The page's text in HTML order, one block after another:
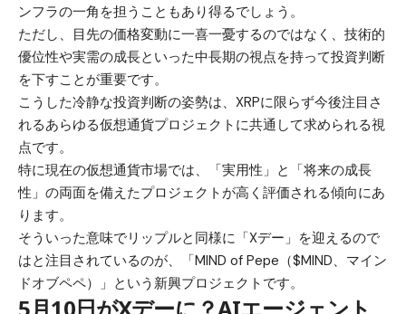
ンフラの一角を担うこともあり得るでしょう。
ただし、目先の価格変動に一喜一憂するのではなく、技術的
優位性や実需の成長といった中長期の視点を持って投資判断
を下すことが重要です。
こうした冷静な投資判断の姿勢は、XRPに限らず今後注目さ
れるあらゆる仮想通貨プロジェクトに共通して求められる視
点です。
特に現在の仮想通貨市場では、「実用性」と「将来の成長
性」の両面を備えたプロジェクトが高く評価される傾向にあ
ります。
そういった意味でリップルと同様に「Xデー」を迎えるので
はと注目されているのが、「MIND of Pepe（$MIND、マイン
ドオブペペ）
」という新興プロジェクトです。
5月10日がXデーに？AIエージェント